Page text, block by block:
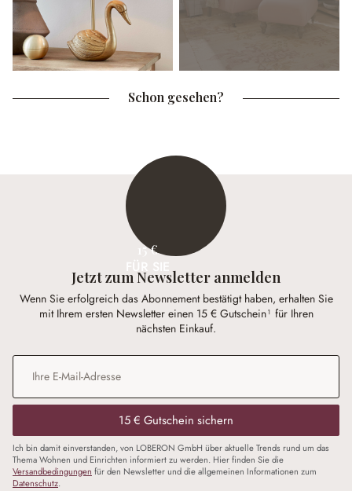
Schon gesehen?
15 €
Jetzt zum Newsletter anmelden
Wenn Sie erfolgreich das Abonnement bestätigt haben, erhalten Sie
mit Ihrem ersten Newsletter einen 15 € Gutschein¹ für Ihren
nächsten Einkauf.
E-Mail-Adresse
15 € Gutschein sichern
Ich bin damit einverstanden, von LOBERON GmbH über aktuelle Trends rund um das
Thema Wohnen und Einrichten informiert zu werden. Hier finden Sie die
Versandbedingungen für den Newsletter und die allgemeinen Informationen zum
Datenschutz.